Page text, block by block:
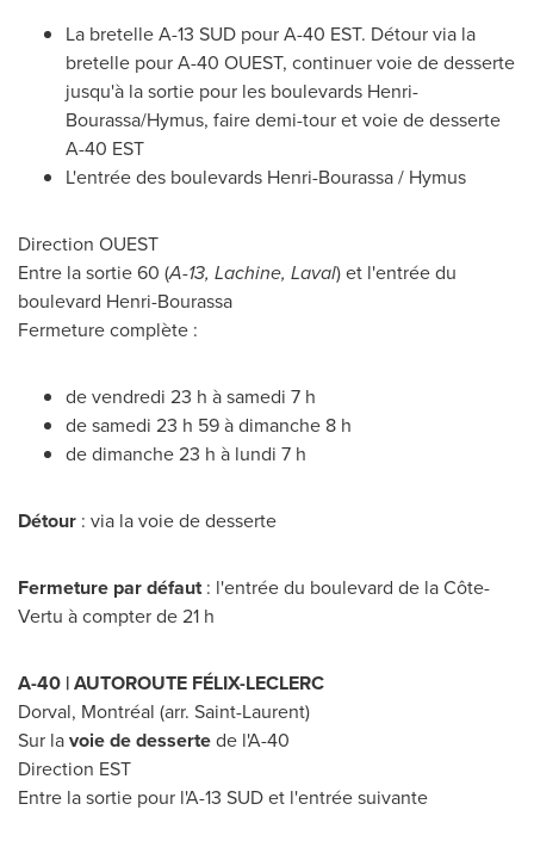
La bretelle A-13 SUD pour A-40 EST. Détour via la
bretelle pour A-40 OUEST, continuer voie de desserte
jusqu'à la sortie pour les boulevards Henri-
Bourassa/Hymus, faire demi-tour et voie de desserte
A-40 EST
L'entrée des boulevards Henri-Bourassa / Hymus
Direction OUEST
Entre la sortie 60 (A-13, Lachine, Laval) et l'entrée du
boulevard Henri-Bourassa
Fermeture complète :
de vendredi 23 h à samedi 7 h
de samedi 23 h 59 à dimanche 8 h
de dimanche 23 h à lundi 7 h
Détour : via la voie de desserte
Fermeture par défaut: l'entrée du boulevard de la Côte-
Vertu à compter de 21 h
A-40 | AUTOROUTE FÉLIX-LECLERC
Dorval, Montréal (arr. Saint-Laurent)
Sur lavoie de dessertede l'A-40
Direction EST
Entre la sortie pour l'A-13 SUD et l'entrée suivante